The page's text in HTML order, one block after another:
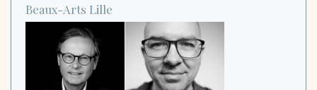
Beaux-Arts Lille